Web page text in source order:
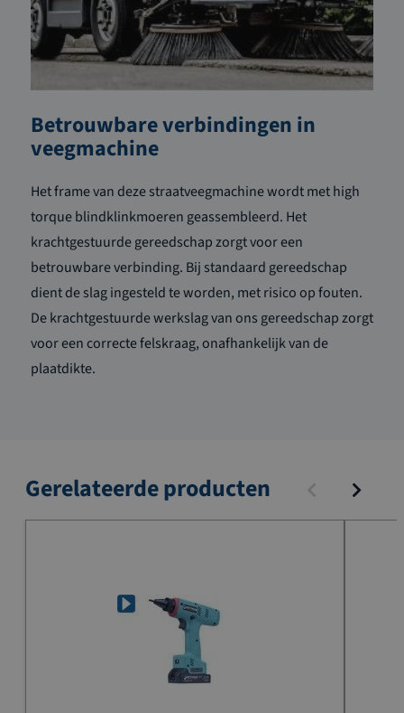
Betrouwbare verbindingen in
veegmachine
Het frame van deze straatveegmachine wordt met high
torque blindklinkmoeren geassembleerd. Het
krachtgestuurde gereedschap zorgt voor een
betrouwbare verbinding. Bij standaard gereedschap
dient de slag ingesteld te worden, met risico op fouten.
De krachtgestuurde werkslag van ons gereedschap zorgt
voor een correcte felskraag, onafhankelijk van de
plaatdikte.
Gerelateerde producten